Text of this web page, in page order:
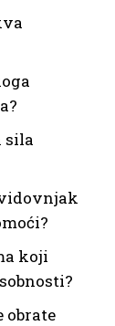
sila
koji
obrate